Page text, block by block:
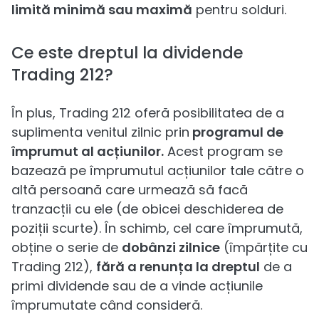
limită minimă sau maximă pentru solduri.
Ce este dreptul la dividende
Trading 212?
În plus, Trading 212 oferă posibilitatea de a
suplimenta venitul zilnic prin programul de
împrumut al acțiunilor. Acest program se
bazează pe împrumutul acțiunilor tale către o
altă persoană care urmează să facă
tranzacții cu ele (de obicei deschiderea de
poziții scurte). În schimb, cel care împrumută,
obține o serie de dobânzi zilnice (împărțite cu
Trading 212), fără a renunța la dreptul de a
primi dividende sau de a vinde acțiunile
împrumutate când consideră.